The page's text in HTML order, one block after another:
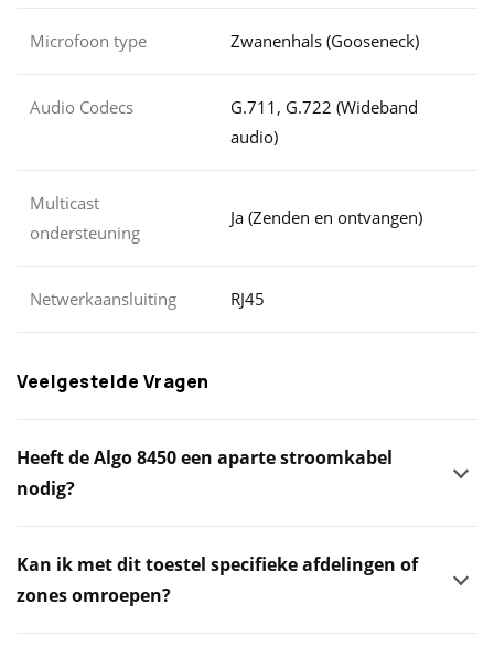
Microfoon type Zwanenhals (Gooseneck)
Audio Codecs
G.711, G.722 (Wideband
audio)
Multicast
ondersteuning
Ja (Zenden en ontvangen)
Netwerkaansluiting RJ45
Veelgestelde Vragen
Heeft de Algo 8450 een aparte stroomkabel
nodig?
Kan ik met dit toestel specifieke afdelingen of
zones omroepen?